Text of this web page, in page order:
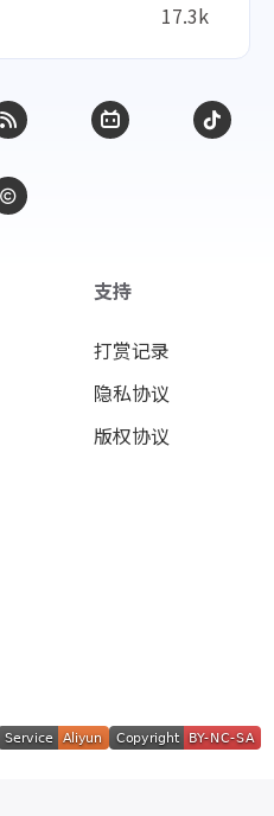
17.3k
支持
打赏记录
隐私协议
版权协议